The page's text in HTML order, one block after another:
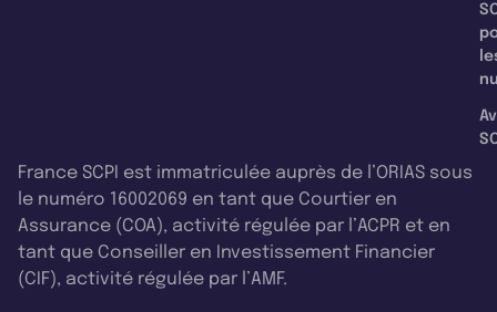
France SCPI est immatriculée auprès de l’ORIAS sous
le numéro 16002069 en tant que Courtier en
Assurance (COA), activité régulée par l’ACPR et en
tant que Conseiller en Investissement Financier
(CIF), activité régulée par l’AMF.